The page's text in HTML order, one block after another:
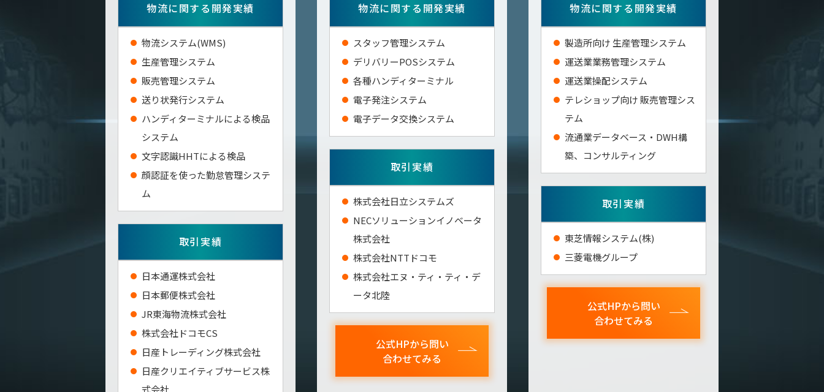
物流に関する開発実績
物流システム(WMS)
生産管理システム
販売管理システム
送り状発行システム
ハンディターミナルによる検品
システム
⽂字認識HHTによる検品
顔認証を使った勤怠管理システ
ム
取引実績
⽇本通運株式会社
⽇本郵便株式会社
JR東海物流株式会社
株式会社ドコモCS
日産トレーディング株式会社
日産クリエイティブサービス株
式会社
物流に関する開発実績
スタッフ管理システム
デリバリーPOSシステム
各種ハンディターミナル
電子発注システム
電子データ交換システム
取引実績
株式会社日立システムズ
NECソリューションイノベータ
株式会社
株式会社NTTドコモ
株式会社エヌ・ティ・ティ・デ
ータ北陸
公式HPから問い
合わせてみる
物流に関する開発実績
製造所向け 生産管理システム
運送業業務管理システム
運送業操配システム
テレショップ向け 販売管理シス
テム
流通業データベース・DWH構
築、コンサルティング
取引実績
東芝情報システム(株)
三菱電機グループ
公式HPから問い
合わせてみる